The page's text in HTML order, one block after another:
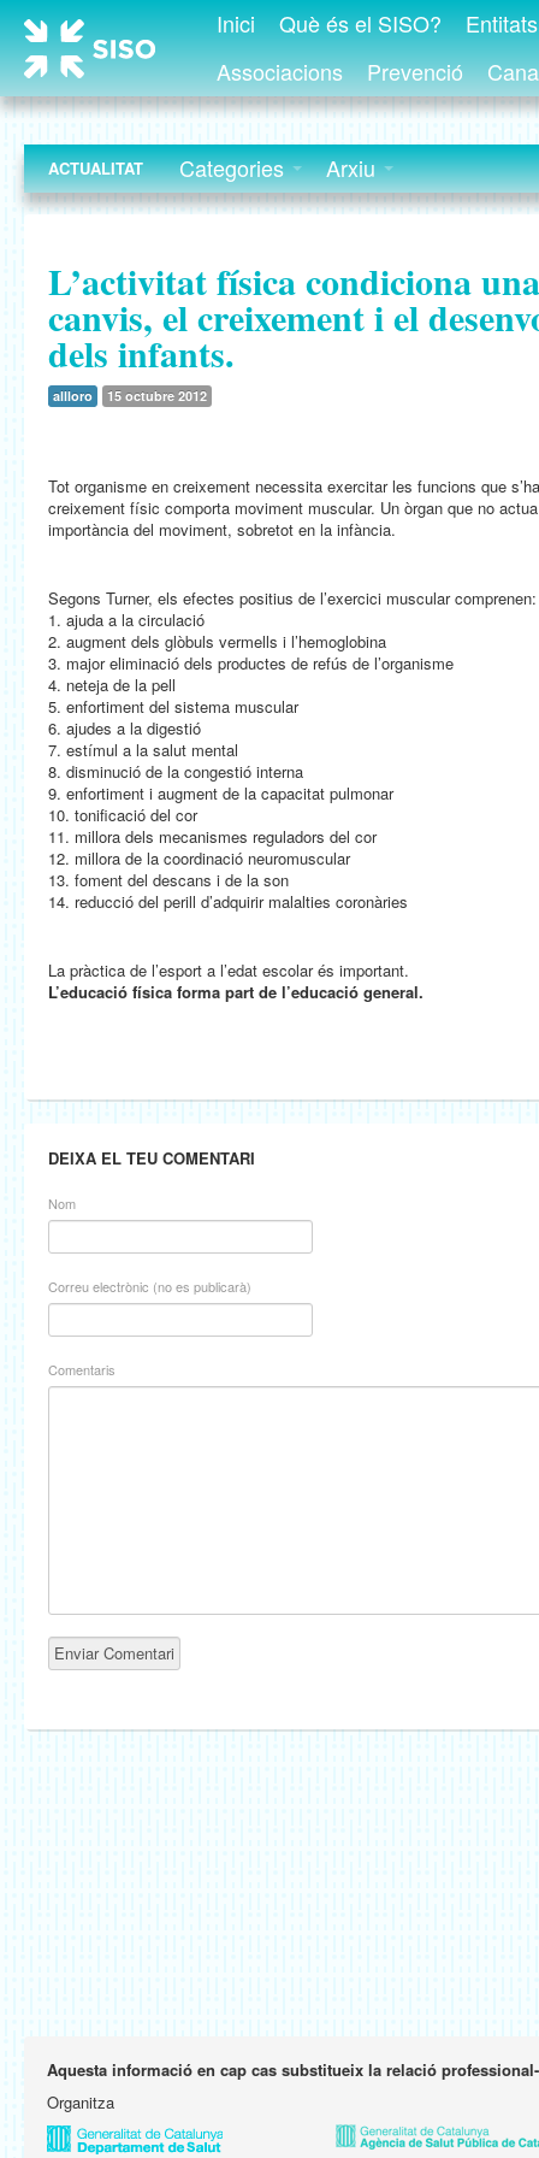
Inici Què és el SISO?
Associacions
Prevenció
ACTUALITAT Categories Arxiu
L’activitat física condiciona
canvis, el creixement i el
dels infants.
allloro 15 octubre 2012
Tot organisme en creixement necessita exercitar les funcions que
creixement físic comporta moviment muscular. Un òrgan que no
importància del moviment, sobretot en la infància.
Segons Turner, els efectes positius de l’exercici muscular comprenen:
1. ajuda a la circulació
2. augment dels glòbuls vermells i l’hemoglobina
3. major eliminació dels productes de refús de l’organisme
4. neteja de la pell
5. enfortiment del sistema muscular
6. ajudes a la digestió
7. estímul a la salut mental
8. disminució de la congestió interna
9. enfortiment i augment de la capacitat pulmonar
10. tonificació del cor
11. millora dels mecanismes reguladors del cor
12. millora de la coordinació neuromuscular
13. foment del descans i de la son
14. reducció del perill d’adquirir malalties coronàries
La pràctica de l’esport a l’edat escolar és important.
L’educació física forma part de l’educació general.
DEIXA EL TEU COMENTARI
Nom
Correu electrònic (no es publicarà)
Comentaris
Aquesta informació en cap cas substitueix la relació
Organitza